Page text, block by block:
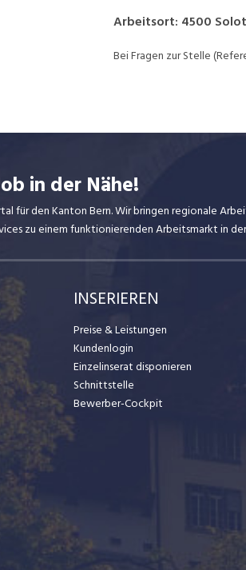
Arbeitsort: 4500
Bei Fragen zur Stelle
in der Nähe!
für den Kanton Bern. Wir bringen regionale
zu einem funktionierenden Arbeitsmarkt in
INSERIEREN
Preise & Leistungen
Kundenlogin
Einzelinserat disponieren
Schnittstelle
Bewerber-Cockpit